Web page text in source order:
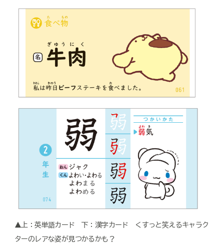
▲上：英単語カード 下：漢字カード くすっと笑えるキャラク
ターのレアな姿が見つかるかも？